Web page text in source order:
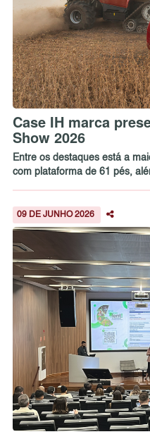
Case IH marca
Show 2026
Entre os destaques está a
com plataforma de 61 pés,
09 DE JUNHO 2026